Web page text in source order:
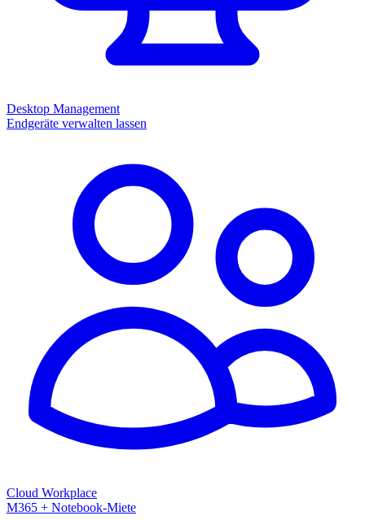
Desktop Management
Endgeräte verwalten lassen
Cloud Workplace
M365 + Notebook-Miete